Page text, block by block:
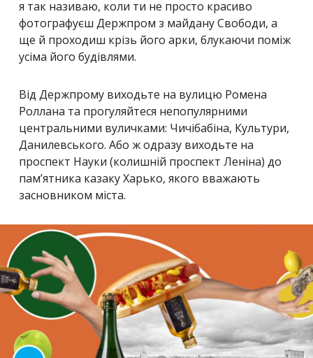
я так називаю, коли ти не просто красиво
фотографуєш Держпром з майдану Свободи, а
ще й проходиш крізь його арки, блукаючи поміж
усіма його будівлями.
Від Держпрому виходьте на вулицю Ромена
Роллана та прогуляйтеся непопулярними
центральними вуличками: Чичібабіна, Культури,
Данилевського. Або ж одразу виходьте на
проспект Науки (колишній проспект Леніна) до
пам’ятника казаку Харько, якого вважають
засновником міста.